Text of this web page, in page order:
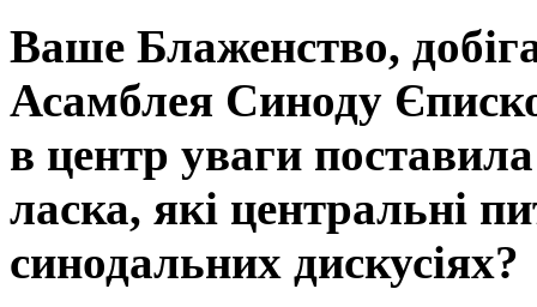
Ваше Блаженство,
Асамблея Синоду
в центр уваги
ласка, які центральні
синодальних дискусіях?